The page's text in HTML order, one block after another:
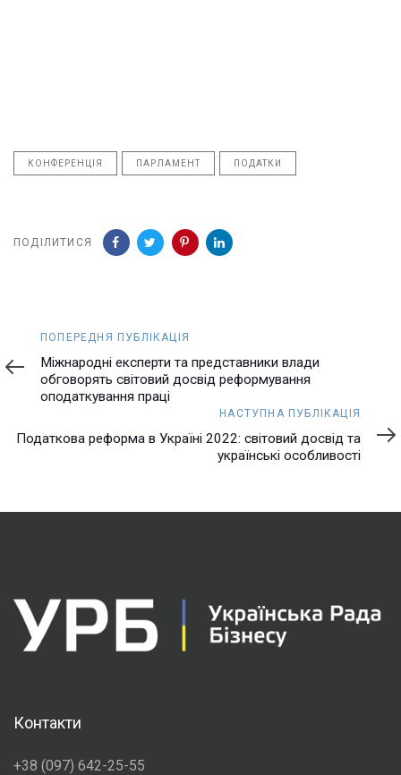
КОНФЕРЕНЦІЯ ПАРЛАМЕНТ ПОДАТКИ
ПОДІЛИТИСЯ
Попередня
публікація
ПОПЕРЕДНЯ ПУБЛІКАЦІЯ
Міжнародні експерти та представники влади
обговорять світовий досвід реформування
оподаткування праці
публікація
НАСТУПНА ПУБЛІКАЦІЯ
Податкова реформа в Україні 2022: світовий досвід та
українські особливості
Контакти
+38 (097) 642-25-55